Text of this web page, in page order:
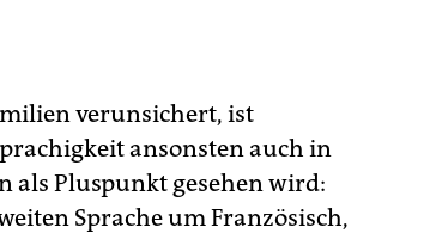
verunsichert, ist
ansonsten auch in
als Pluspunkt gesehen wird:
Sprache um Französisch,